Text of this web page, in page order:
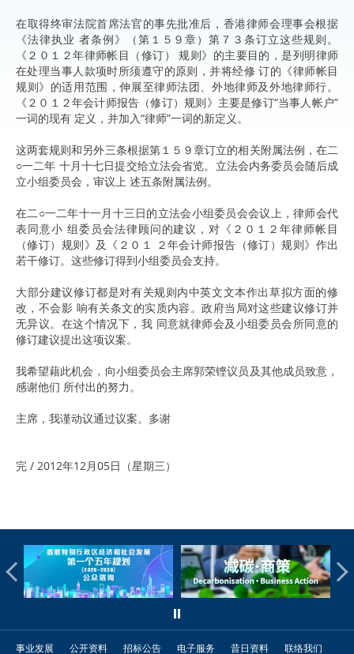
在取得终审法院首席法官的事先批准后，香港律师会理事会根据
《法律执业 者条例》（第１５９章）第７３条订立这些规则。
《２０１２年律师帐目（修订） 规则》的主要目的，是列明律师
在处理当事人款项时所须遵守的原则，并将经修 订的《律师帐目
规则》的适用范围，伸展至律师法团、外地律师及外地律师行。
《２０１２年会计师报告（修订）规则》主要是修订“当事人帐户”
一词的现有 定义，并加入“律师”一词的新定义。
这两套规则和另外三条根据第１５９章订立的相关附属法例，在二
○一二年 十月十七日提交给立法会省览。立法会内务委员会随后成
立小组委员会，审议上 述五条附属法例。
在二○一二年十一月十三日的立法会小组委员会会议上，律师会代
表同意小 组委员会法律顾问的建议，对《２０１２年律师帐目
（修订）规则》及《２０１ ２年会计师报告（修订）规则》作出
若干修订。这些修订得到小组委员会支持。
大部分建议修订都是对有关规则内中英文文本作出草拟方面的修
改，不会影 响有关条文的实质内容。政府当局对这些建议修订并
无异议。在这个情况下，我 同意就律师会及小组委员会所同意的
修订建议提出这项议案。
我希望藉此机会，向小组委员会主席郭荣铿议员及其他成员致意，
感谢他们 所付出的努力。
主席，我谨动议通过议案。多谢
完 / 2012年12月05日（星期三）
事业发展 公开资料 招标公告 电子服务 昔日资料 联络我们